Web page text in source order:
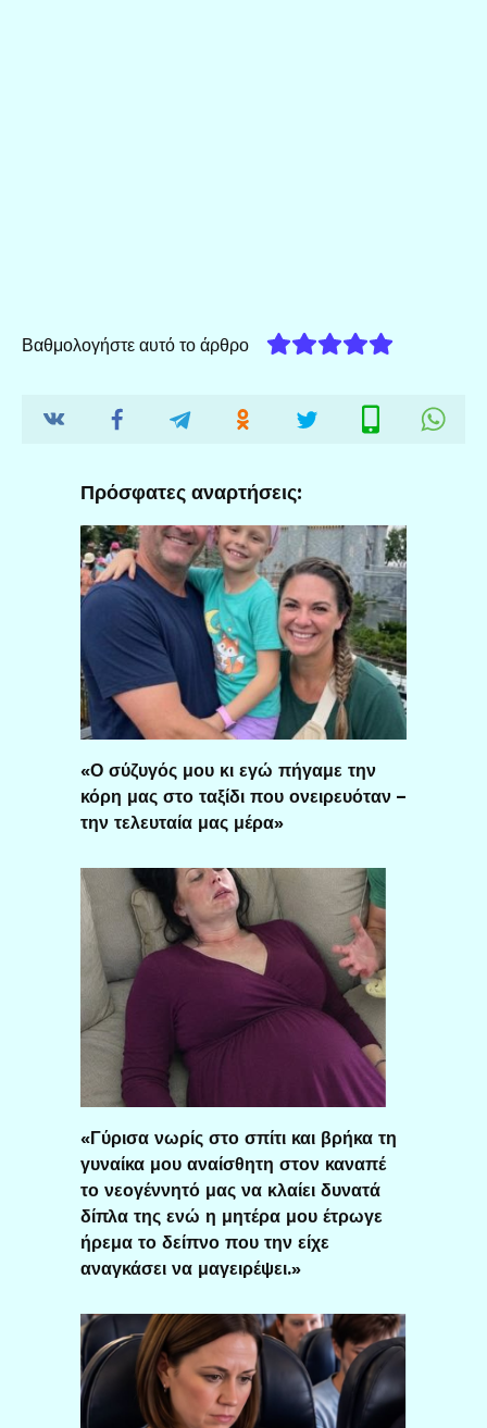
Βαθμολογήστε αυτό το άρθρο
Πρόσφατες αναρτήσεις:
«Ο σύζυγός μου κι εγώ πήγαμε την
κόρη μας στο ταξίδι που ονειρευόταν –
την τελευταία μας μέρα»
«Γύρισα νωρίς στο σπίτι και βρήκα τη
γυναίκα μου αναίσθητη στον καναπέ
το νεογέννητό μας να κλαίει δυνατά
δίπλα της ενώ η μητέρα μου έτρωγε
ήρεμα το δείπνο που την είχε
αναγκάσει να μαγειρέψει.»